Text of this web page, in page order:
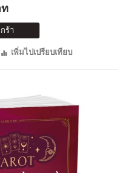
ร้า
เพิ่มไปเปรียบเทียบ